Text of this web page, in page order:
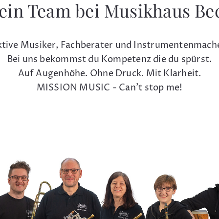
Team bei Musikhaus
Musiker, Fachberater und
Bei uns bekommst du Kompetenz die du spürst.
Auf Augenhöhe. Ohne Druck. Mit Klarheit.
MISSION MUSIC - Can't stop me!